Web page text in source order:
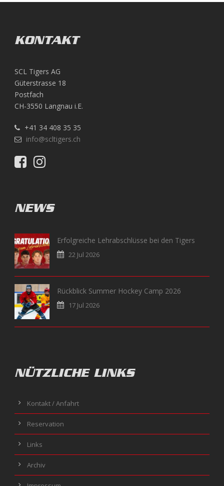
KONTAKT
SCL Tigers AG
Güterstrasse 18
Postfach
CH-3550 Langnau i.E.
+41 34 408 35 35
info@scltigers.ch
NEWS
Erfolgreiche Lehrabschlüsse bei den Tigers
22 Jul 2026
Rückblick Summer Hockey Camp 2026
17 Jul 2026
NÜTZLICHE LINKS
Kontakt / Anfahrt
Reservation
Links
Archiv